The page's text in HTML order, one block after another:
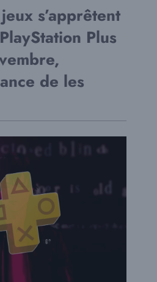
s’apprêtent
Plus
de les